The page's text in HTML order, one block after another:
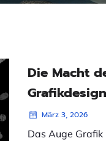
Die Macht
Grafikdesign
März 3, 2026
Das Auge